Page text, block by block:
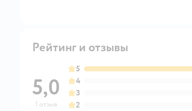
Рейтинг и отзывы
5,0
1 отзыв
5
4
3
2